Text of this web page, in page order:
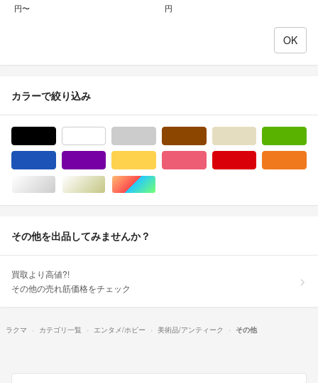
円〜 円
カラーで絞り込み
シルバー/銀色系ゴールド/金色系マルチカラー
その他を出品してみませんか？
買取より高値?!
その他の売れ筋価格をチェック
ラクマ カテゴリ一覧 エンタメ/ホビー 美術品/アンティーク その他